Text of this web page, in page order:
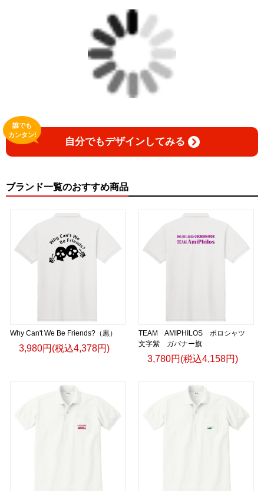
自分でもデザインしてみる
誰でも
カンタン!
ブランド一覧のおすすめ商品
Why Can't We Be Friends?（黒）
3,980円(税込4,378円)
TEAM AMIPHILOS ポロシャツ
文字紫 ガバナー旗
3,780円(税込4,158円)